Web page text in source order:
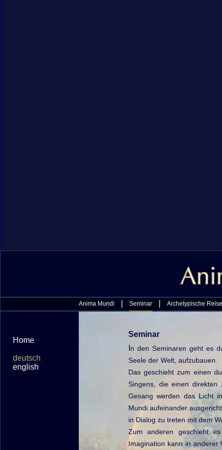
Anima Mundi Seminar Archetypische Reise
Home
deutsch
english
Seminar
n den Seminaren geht es
Seele der Welt, aufzubauen.
Das geschieht zum einen
Singens, die einen
Gesang werden das Licht
Mundi aufeinander
in Dialog zu treten mit dem
Zum anderen geschieht
Imagination kann in anderer